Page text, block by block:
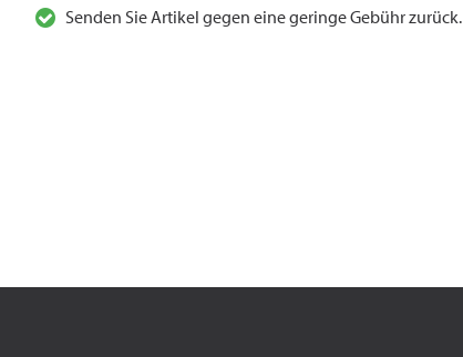
Senden Sie Artikel gegen eine geringe Gebühr zurück.